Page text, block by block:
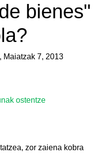
bienes"
Maiatzak 7, 2013
ostentze
zor zaiena kobra